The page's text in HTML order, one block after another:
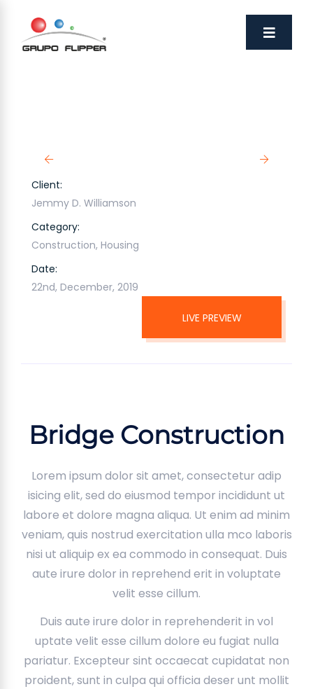
Client:
Jemmy D. Williamson
Category:
Construction, Housing
Date:
22nd, December, 2019
LIVE PREVIEW
Bridge Construction
Lorem ipsum dolor sit amet, consectetur adip
isicing elit, sed do eiusmod tempor incididunt ut
labore et dolore magna aliqua. Ut enim ad minim
veniam, quis nostrud exercitation ulla mco laboris
nisi ut aliquip ex ea commodo in consequat. Duis
aute irure dolor in reprehend erit in voluptate
velit esse cillum.
Duis aute irure dolor in reprehenderit in vol
uptate velit esse cillum dolore eu fugiat nulla
pariatur. Excepteur sint occaecat cupidatat non
proident, sunt in culpa qui officia deser unt mollit